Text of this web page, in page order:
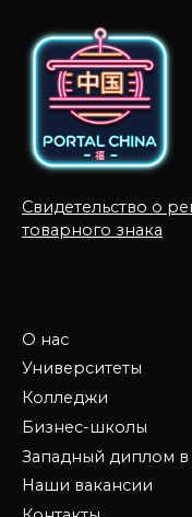
Свидетельство о
товарного знака
О нас
Университеты
Колледжи
Бизнес-школы
Западный диплом в
Наши вакансии